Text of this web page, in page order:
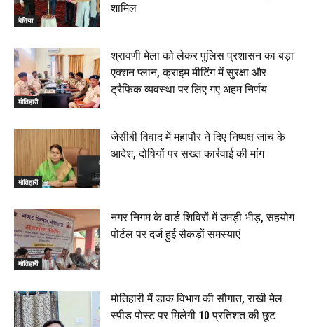
मोतिहारी। NDA सरकार, 12 साल विश्वास के, मीडिया संवाद में
सांसद रधामोहन सिंह, 13 June 2026
02:19
बेतिया
शामिल
मोतिहारी
श्रावणी मेला को लेकर पुलिस प्रशासन का बड़ा
एक्शन प्लान, क्राइम मीटिंग में सुरक्षा और
ट्रैफिक व्यवस्था पर लिए गए अहम निर्णय
मोतिहारी
जेसीबी विवाद में महापौर ने दिए निष्पक्ष जांच के
आदेश, दोषियों पर सख्त कार्रवाई की मांग
मोतिहारी
नगर निगम के वार्ड शिविरों में उमड़ी भीड़, सहयोग
पोर्टल पर दर्ज हुई सैकड़ों समस्याएं
मोतिहारी में डाक विभाग की सौगात, राखी मेल
स्पीड पोस्ट पर मिलेगी 10 प्रतिशत की छूट